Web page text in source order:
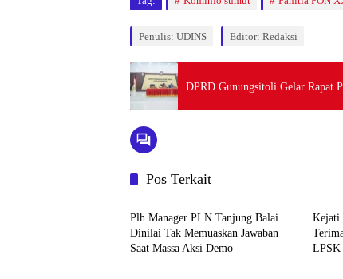
Penulis: UDINS Editor: Redaksi
DPRD Gunungsitoli Gelar Rapat
Pos Terkait
Berita
Plh Manager PLN Tanjung Balai
Dinilai Tak Memuaskan Jawaban
Saat Massa Aksi Demo
Kejati
LPSK